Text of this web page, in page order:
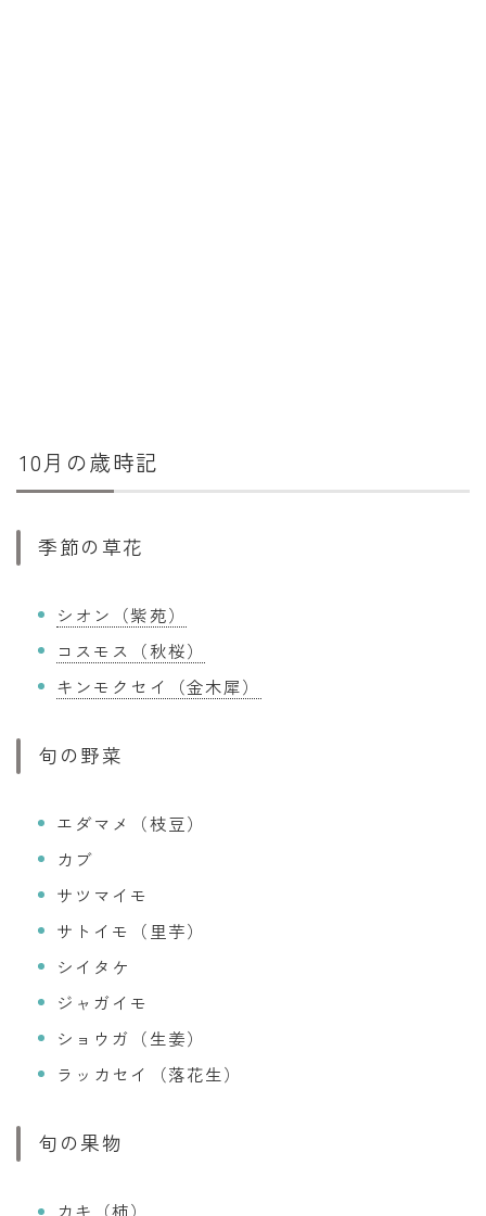
10月の歳時記
季節の草花
シオン（紫苑）
コスモス（秋桜）
キンモクセイ（金木犀）
旬の野菜
エダマメ（枝豆）
カブ
サツマイモ
サトイモ（里芋）
シイタケ
ジャガイモ
ショウガ（生姜）
ラッカセイ（落花生）
旬の果物
カキ（柿）